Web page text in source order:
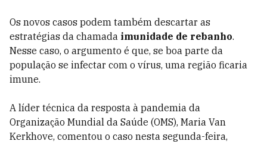
Os novos casos podem também descartar as
estratégias da chamada imunidade de rebanho.
Nesse caso, o argumento é que, se boa parte da
população se infectar com o vírus, uma região ficaria
imune.
A líder técnica da resposta à pandemia da
Organização Mundial da Saúde (OMS), Maria Van
Kerkhove, comentou o caso nesta segunda-feira,